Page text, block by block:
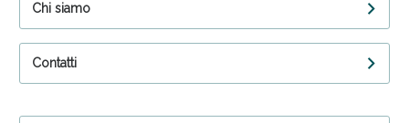
Chi siamo
Contatti